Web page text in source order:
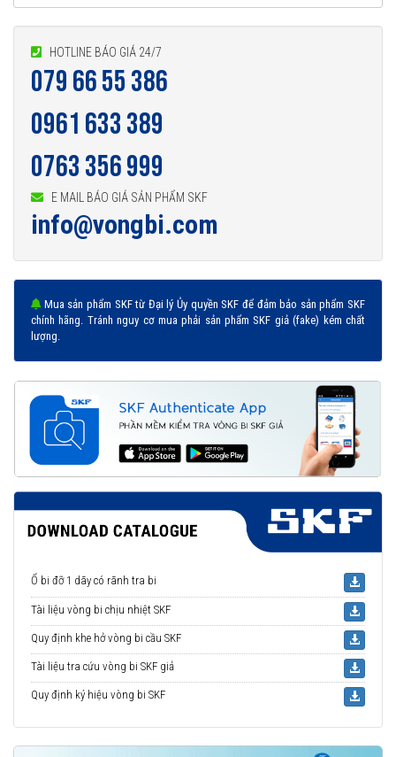
HOTLINE BÁO GIÁ 24/7
079 66 55 386
0961 633 389
0763 356 999
E MAIL BÁO GIÁ SẢN PHẨM SKF
info@vongbi.com
Mua sản phẩm SKF từ Đại lý Ủy quyền SKF để đảm bảo sản phẩm SKF
chính hãng. Tránh nguy cơ mua phải sản phẩm SKF giả (fake) kém chất
lượng.
Ổ bi đỡ 1 dãy có rãnh tra bi
Tài liệu vòng bi chịu nhiệt SKF
Quy định khe hở vòng bi cầu SKF
Tài liệu tra cứu vòng bi SKF giả
Quy định ký hiệu vòng bi SKF